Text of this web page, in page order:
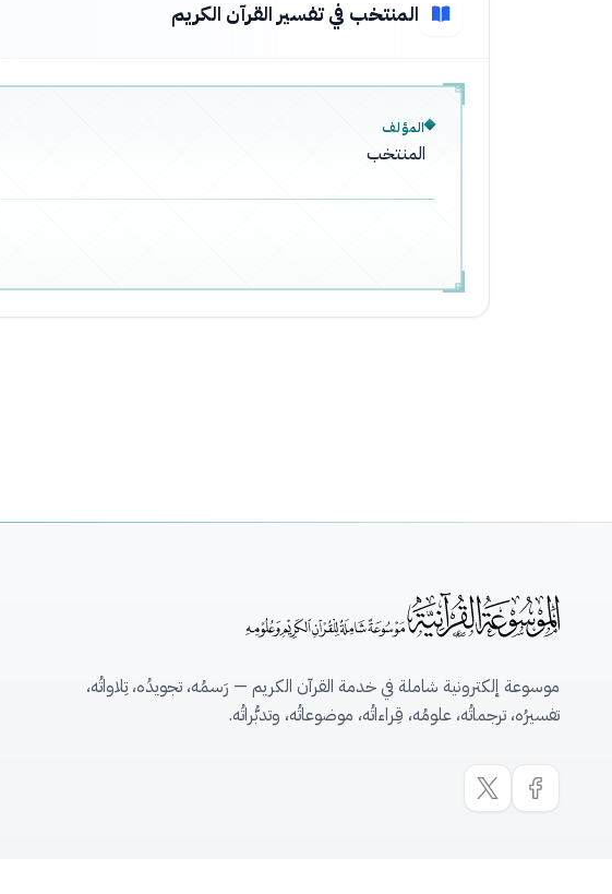
المنتخب في تفسير القرآن الكريم
المؤلف
المنتخب
موسوعة إلكترونية شاملة في خدمة القرآن الكريم — رَسمُه، تجويدُه، تِلاواتُه،
تفسيرُه، ترجماتُه، علومُه، قِراءاتُه، موضوعاتُه، وتدبُّراتُه.